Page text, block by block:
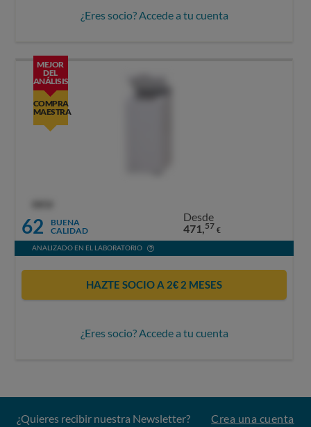
¿Eres socio? Accede a tu cuenta
MEJOR
DEL
ANÁLISIS
COMPRA
MAESTRA
62
BUENA
CALIDAD
Desde
471,57 €
ANALIZADO EN EL LABORATORIO
HAZTE SOCIO A 2€ 2 MESES
¿Eres socio? Accede a tu cuenta
¿Quieres recibir nuestra Newsletter? Crea una cuenta